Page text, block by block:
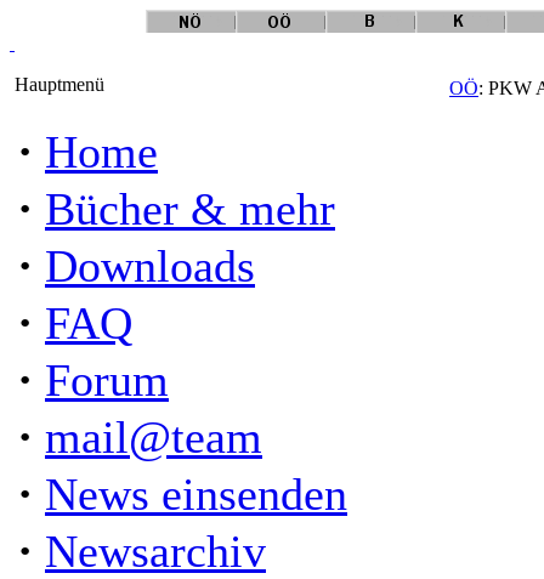
Hauptmenü
· Home
· Bücher & mehr
· Downloads
· FAQ
· Forum
· mail@team
· News einsenden
· Newsarchiv
OÖ: PKW